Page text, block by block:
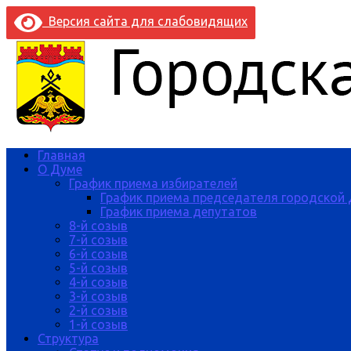
Версия сайта для слабовидящих
Главная
О Думе
График приема избирателей
График приема председателя
График приема депутатов
8-й созыв
7-й созыв
6-й созыв
5-й созыв
4-й созыв
3-й созыв
2-й созыв
1-й созыв
Структура